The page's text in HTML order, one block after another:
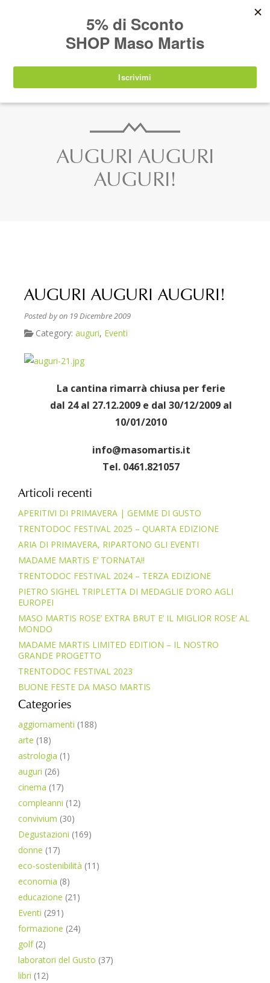
IT EN DE SHOP
AUGURI AUGURI
AUGURI!
AUGURI AUGURI AUGURI!
Posted byon 19 Dicembre 2009
Category: auguri, Eventi
La cantina rimarrà chiusa per ferie
dal 24 al 27.12.2009 e dal 30/12/2009 al
10/01/2010
info@masomartis.it
Tel. 0461.821057
Articoli recenti
APERITIVI DI PRIMAVERA | GEMME DI GUSTO
TRENTODOC FESTIVAL 2025 – QUARTA EDIZIONE
ARIA DI PRIMAVERA, RIPARTONO GLI EVENTI
MADAME MARTIS E’ TORNATA!!
TRENTODOC FESTIVAL 2024 – TERZA EDIZIONE
PIETRO SIGHEL TRIPLETTA DI MEDAGLIE D’ORO AGLI
EUROPEI
MASO MARTIS ROSE’ EXTRA BRUT E’ IL MIGLIOR ROSE’ AL
MONDO
MADAME MARTIS LIMITED EDITION – IL NOSTRO
GRANDE PROGETTO
TRENTODOC FESTIVAL 2023
BUONE FESTE DA MASO MARTIS
Categories
aggiornamenti (188)
arte (18)
astrologia (1)
auguri (26)
cinema (17)
compleanni (12)
convivium (30)
Degustazioni (169)
donne (17)
eco-sostenibilità (11)
economia (8)
educazione (21)
Eventi (291)
formazione (24)
golf(2)
laboratori del Gusto (37)
libri (12)
nuovamente disponibili a partire da
agosto 2026.